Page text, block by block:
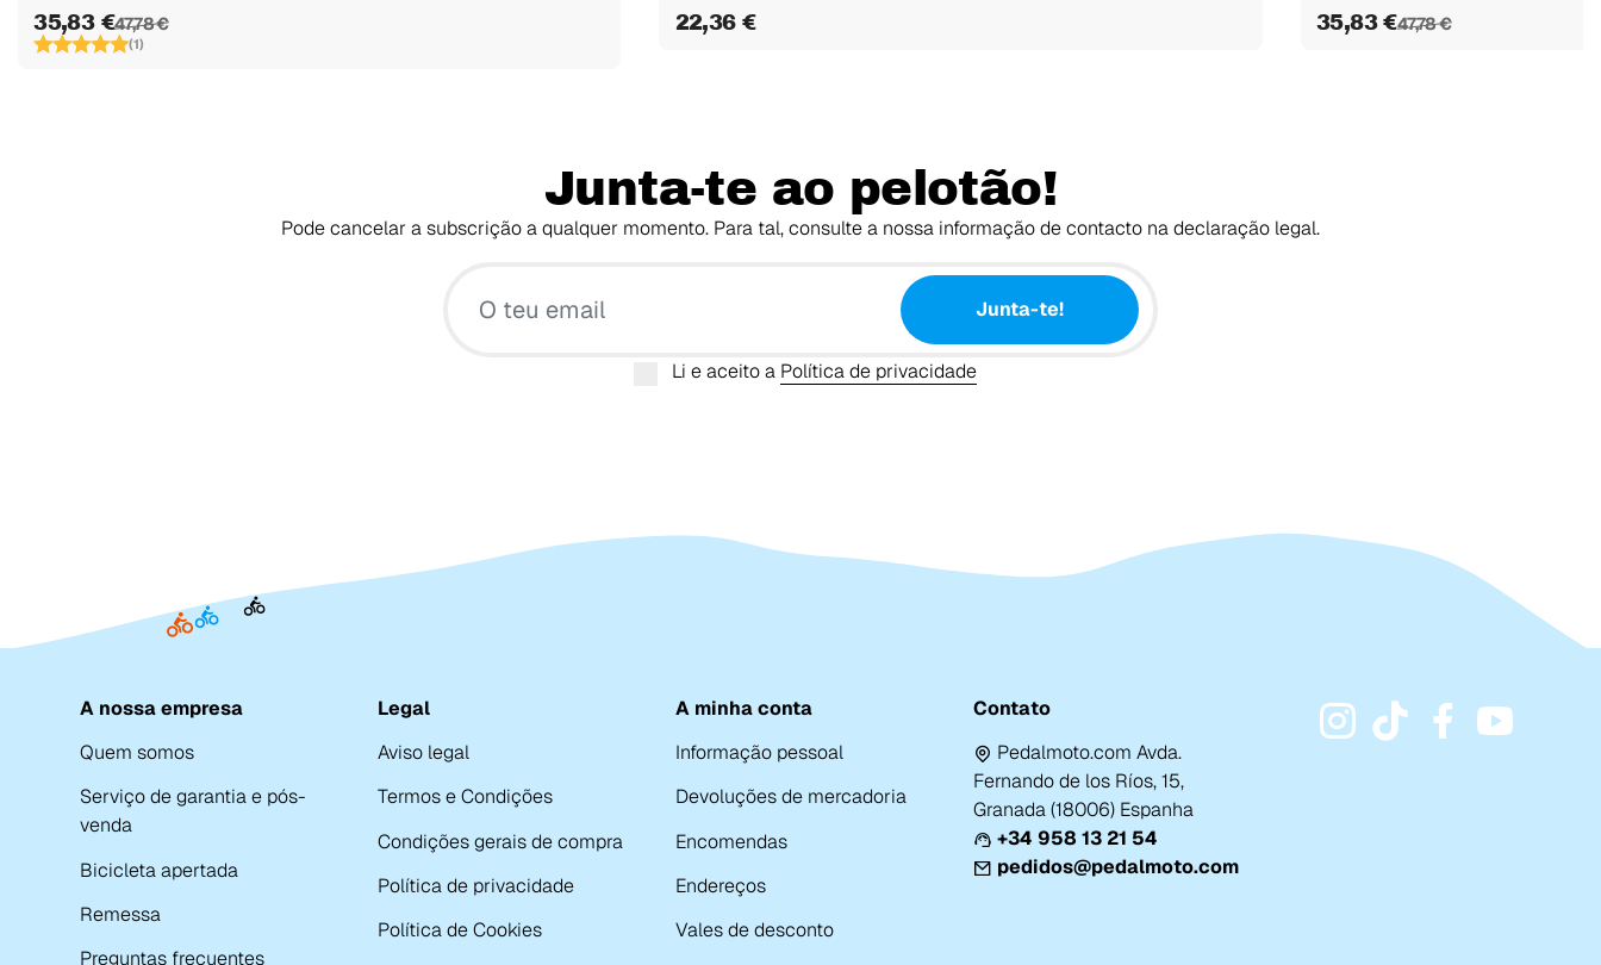
35,83 €47,78 €
(1)
22,36 € 35,83 €47,78 €
Junta-te ao pelotão!
Pode cancelar a subscrição a qualquer momento. Para tal, consulte a nossa informação de contacto na declaração legal.
Junta-te!
Li e aceito a Política de privacidade
A nossa empresa
Quem somos
Serviço de garantia e pós-
venda
Bicicleta apertada
Remessa
Preguntas frecuentes
Legal
Aviso legal
Termos e Condições
Condições gerais de compra
Política de privacidade
Política de Cookies
A minha conta
Informação pessoal
Devoluções de mercadoria
Encomendas
Endereços
Vales de desconto
Contato
Pedalmoto.com Avda.
Fernando de los Ríos, 15,
Granada (18006) Espanha
+34 958 13 21 54
pedidos@pedalmoto.com